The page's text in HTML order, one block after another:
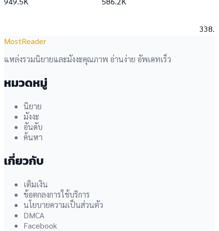
MostReader
แหล่งรวมนิยายและมังงะคุณภาพ อ่านง่าย อัพเดทเร็ว
หมวดหมู่
นิยาย
มังงะ
อันดับ
ค้นหา
เกี่ยวกับ
เติมเงิน
ข้อตกลงการใช้บริการ
นโยบายความเป็นส่วนตัว
DMCA
Facebook